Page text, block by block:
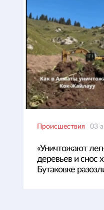
Происшествия 03
«Уничтожают
деревьев и снос
Бутаковке